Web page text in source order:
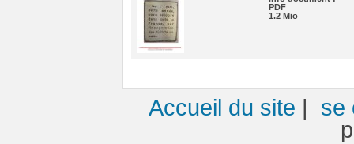
PDF
1.2 Mio
Accueil du site
se